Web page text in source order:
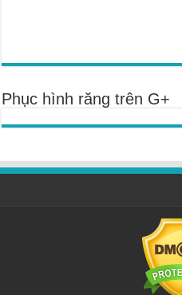
Phục hình răng trên G+